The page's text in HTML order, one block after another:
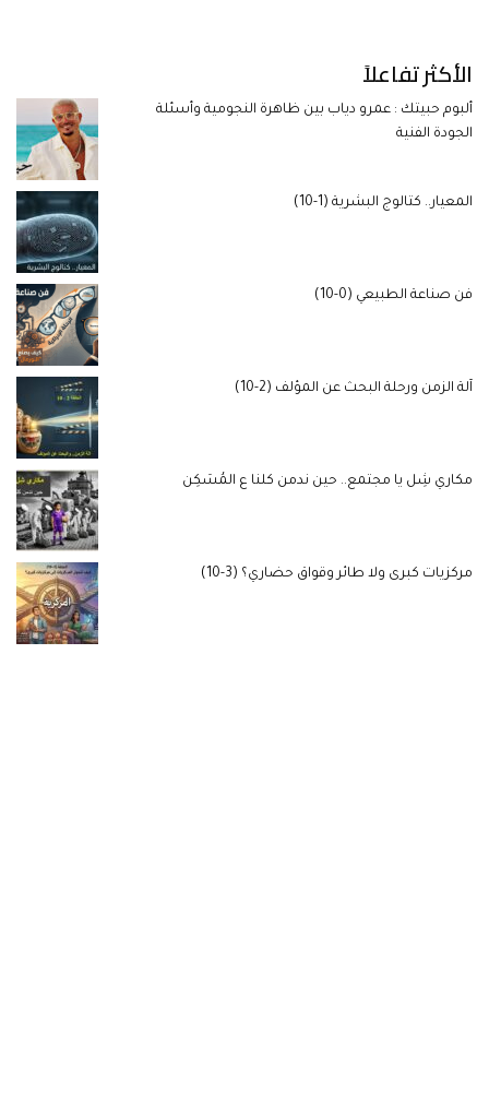
الأكثر تفاعلاً
ألبوم حبيتك : عمرو دياب بين ظاهرة النجومية وأسئلة
الجودة الفنية
المعيار.. كتالوج البشرية (1-10)
فن صناعة الطبيعي (0-10)
آلة الزمن ورحلة البحث عن المؤلف (2-10)
مكاري شِل يا مجتمع.. حين ندمن كلنا ع المُسَكِن
مركزيات كبرى ولا طائر وقواق حضاري؟ (3-10)